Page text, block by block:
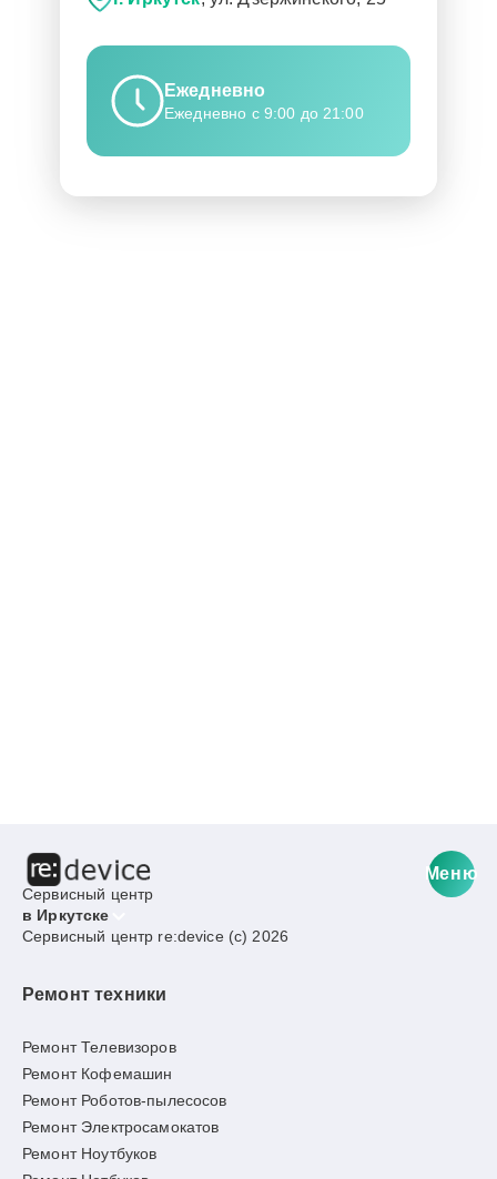
Ежедневно
Ежедневно с 9:00 до 21:00
Сервисный центр
в Иркутске
Меню
Сервисный центр re:device (c) 2026
Ремонт техники
Ремонт Телевизоров
Ремонт Кофемашин
Ремонт Роботов-пылесосов
Ремонт Электросамокатов
Ремонт Ноутбуков